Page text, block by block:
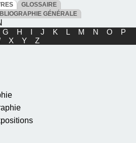
GLOSSAIRE
GÉNÉRALE
G H I J K L M N O
P
X Y Z